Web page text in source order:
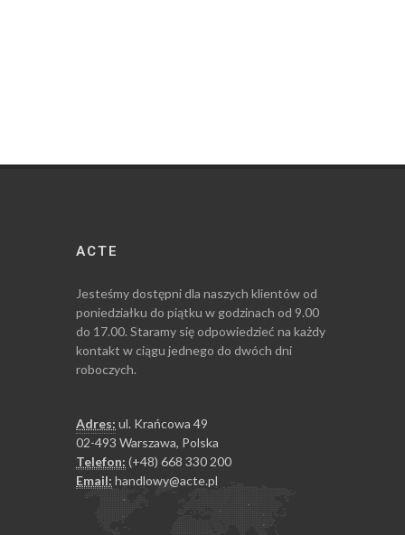
ACTE
Jesteśmy dostępni dla naszych klientów od
poniedziałku do piątku w godzinach od 9.00
do 17.00. Staramy się odpowiedzieć na każdy
kontakt w ciągu jednego do dwóch dni
roboczych.
Adres: ul. Krańcowa 49
02-493 Warszawa, Polska
Telefon: (+48) 668 330 200
Email: handlowy@acte.pl